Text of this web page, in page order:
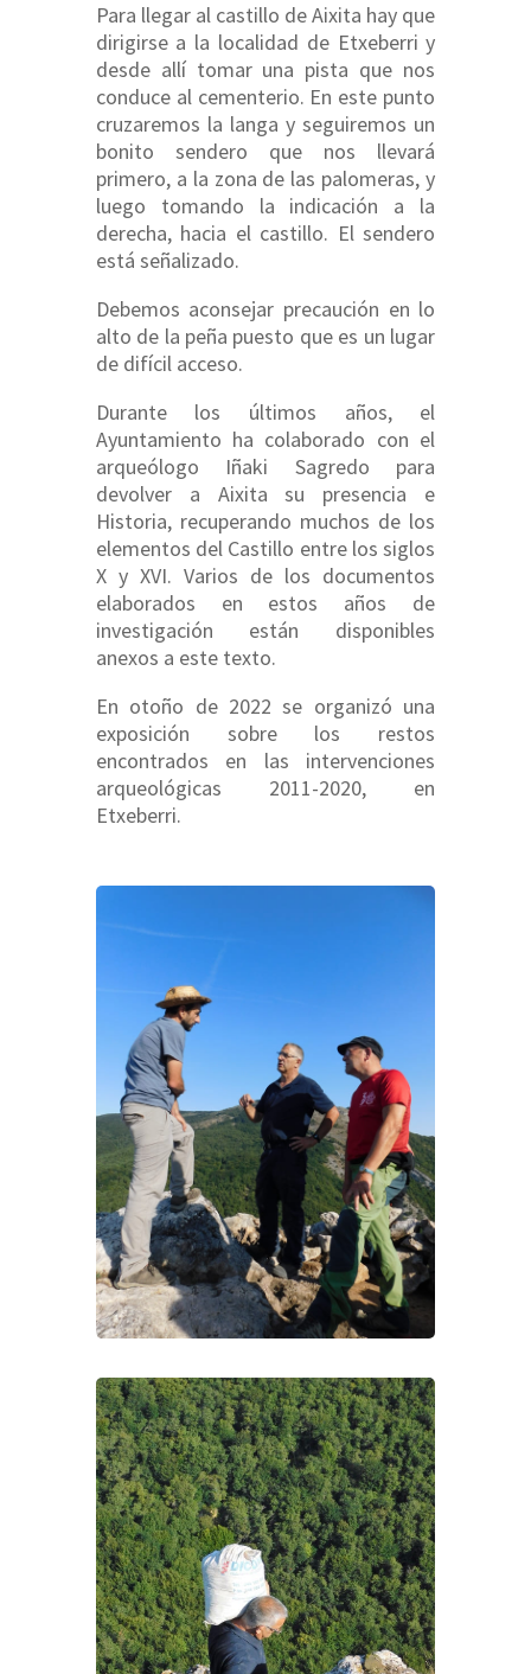
Para llegar al castillo de Aixita hay que
dirigirse a la localidad de Etxeberri y
desde allí tomar una pista que nos
conduce al cementerio. En este punto
cruzaremos la langa y seguiremos un
bonito sendero que nos llevará
primero, a la zona de las palomeras, y
luego tomando la indicación a la
derecha, hacia el castillo. El sendero
está señalizado.
Debemos aconsejar precaución en lo
alto de la peña puesto que es un lugar
de difícil acceso.
Durante los últimos años, el
Ayuntamiento ha colaborado con el
arqueólogo Iñaki Sagredo para
devolver a Aixita su presencia e
Historia, recuperando muchos de los
elementos del Castillo entre los siglos
X y XVI. Varios de los documentos
elaborados en estos años de
investigación están disponibles
anexos a este texto.
En otoño de 2022 se organizó una
exposición sobre los restos
encontrados en las intervenciones
arqueológicas 2011-2020, en
Etxeberri.